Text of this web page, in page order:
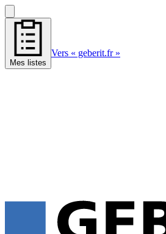
Mes listes
Vers « geberit.fr »